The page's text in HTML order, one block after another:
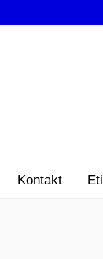
Kontakt